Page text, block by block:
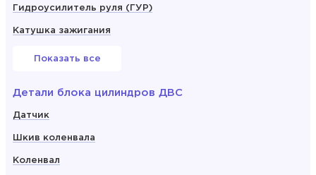
Гидроусилитель руля (ГУР)
Катушка зажигания
Показать все
Детали блока цилиндров ДВС
Датчик
Шкив коленвала
Коленвал